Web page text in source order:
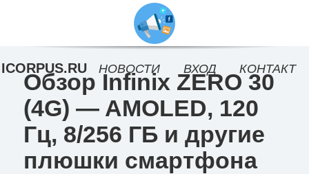
Обзор Infinix ZERO 30
(4G) — AMOLED, 120
Гц, 8/256 ГБ и другие
плюшки смартфона
ICORPUS.RU НОВОСТИ ВХОД КОНТАКТ